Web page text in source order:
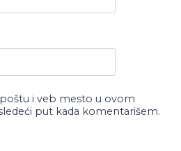
i veb mesto u ovom
put kada komentarišem.